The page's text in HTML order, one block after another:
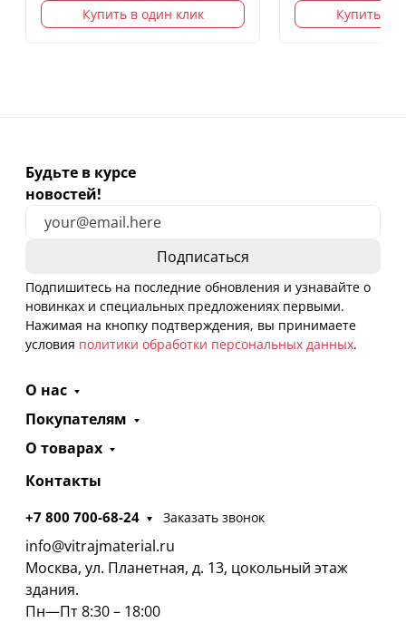
Купить в один клик Купить в
Будьте в курсе
новостей!
Подпишитесь на последние обновления и узнавайте о
новинках и специальных предложениях первыми.
Нажимая на кнопку подтверждения, вы принимаете
условия политики обработки персональных данных.
О нас
Покупателям
О товарах
Контакты
+7 800 700-68-24 Заказать звонок
info@vitrajmaterial.ru
Москва, ул. Планетная, д. 13, цокольный этаж
здания.
Пн—Пт 8:30 – 18:00